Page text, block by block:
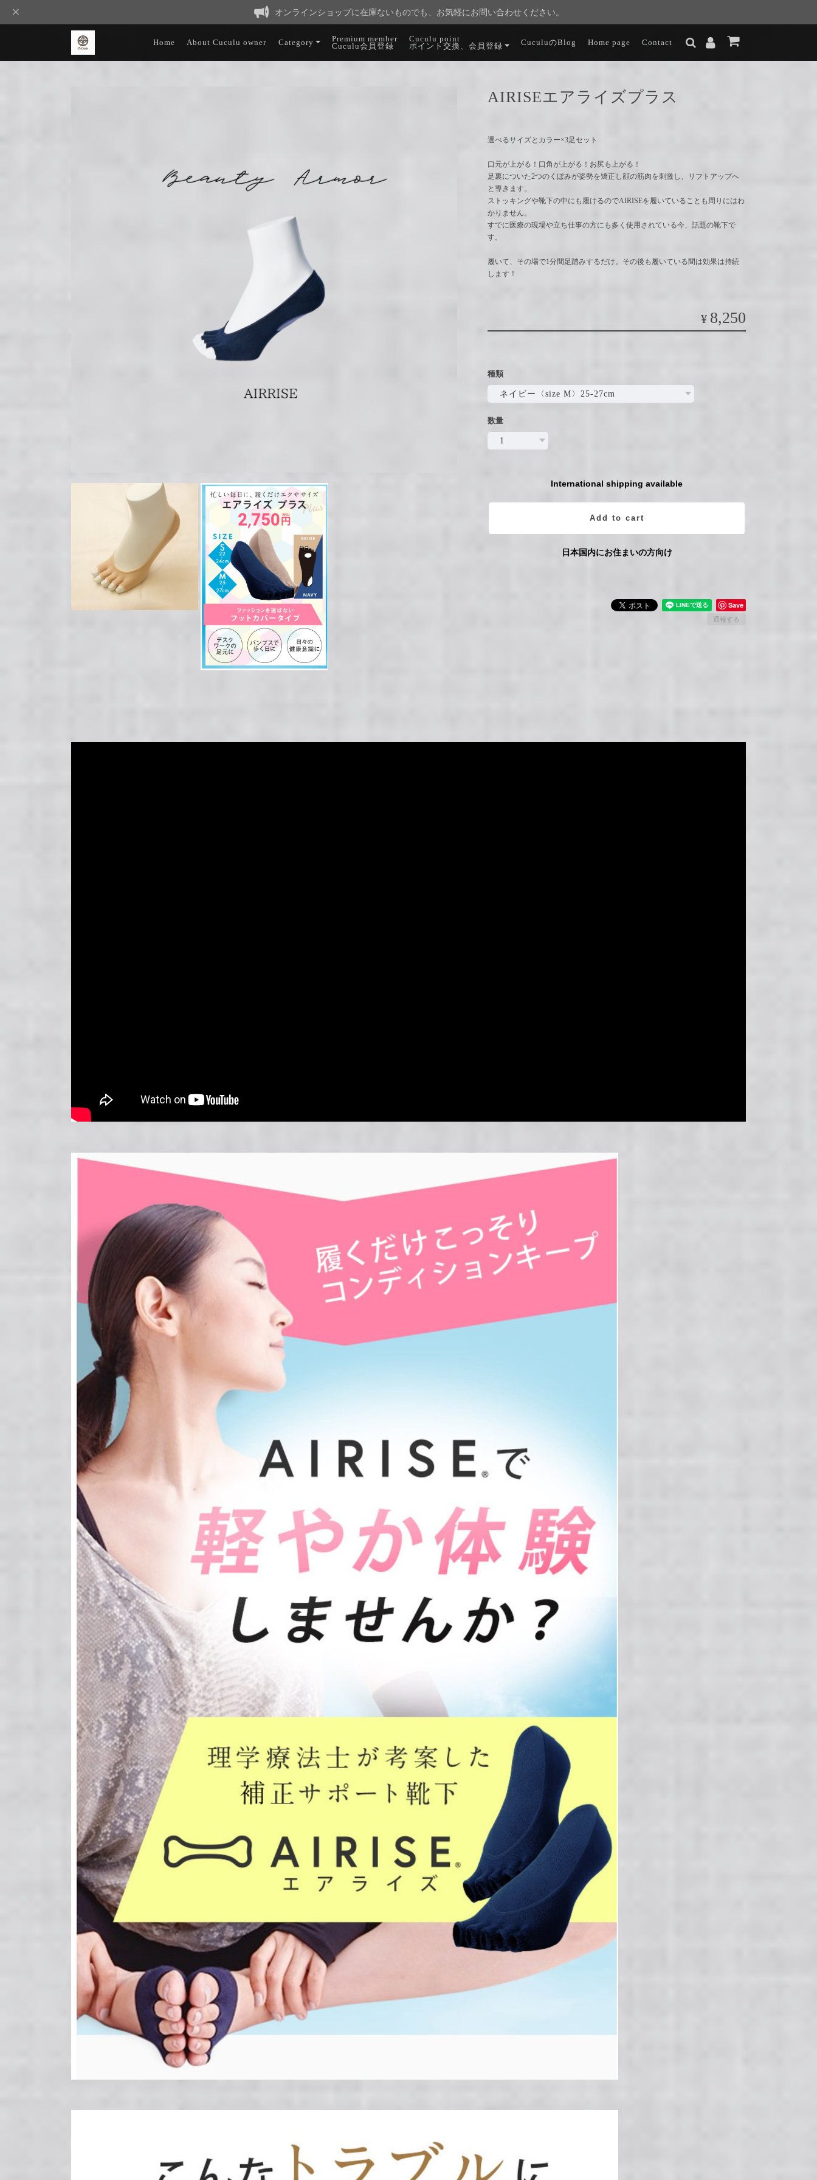
オンラインショップに在庫ないものでも、お気軽にお問い合わせください。
Home About Cuculu owner Category
Premium member
Cuculu会員登録
Cuculu point
ポイント交換、会員登録
CuculuのBlog Home page Contact
AIRISEエアライズプラス
選べるサイズとカラー×3足セット
口元が上がる！口角が上がる！お尻も上がる！
足裏についた2つのくぼみが姿勢を矯正し顔の筋肉を刺激し、リフトアップへ
と導きます。
ストッキングや靴下の中にも履けるのでAIRISEを履いていることも周りにはわ
かりません。
すでに医療の現場や立ち仕事の方にも多く使用されている今、話題の靴下で
す。
履いて、その場で1分間足踏みするだけ。その後も履いている間は効果は持続
します！
¥ 8,250
種類
数量
International shipping available
Add to cart
日本国内にお住まいの方向け
Save
通報する